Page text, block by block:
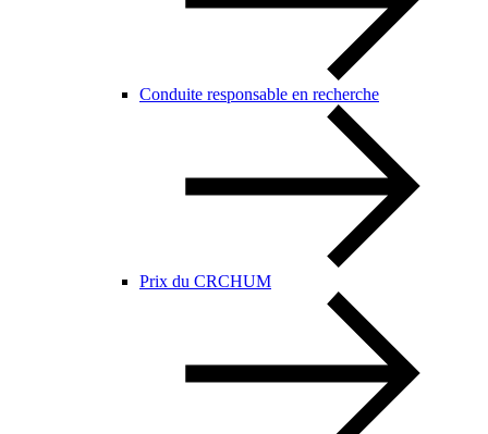
Conduite responsable en recherche
Prix du CRCHUM